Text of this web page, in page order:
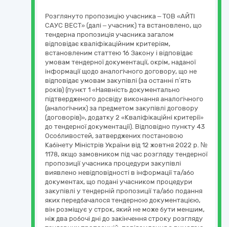
Розглянуто пропозицію учасника – ТОВ «АЙТІ
САУС ВЕСТ» (далі – учасник) та встановлено, що
тендерна пропозиція учасника загалом
відповідає кваліфікаційним критеріям,
встановленим статтею 16 Закону і відповідає
умовам тендерної документації, окрім, наданої
інформації щодо аналогічного договору, що не
відповідає умовам закупівлі (за останні п’ять
років) (пункт 1 «Наявність документально
підтвердженого досвіду виконання аналогічного
(аналогічних) за предметом закупівлі договору
(договорів)», додатку 2 «Кваліфікаційні критерії»
до тендерної документації). Відповідно пункту 43
Особливостей, затверджених постановою
Кабінету Міністрів України від 12 жовтня 2022 р. №
1178, якщо замовником під час розгляду тендерної
пропозиції учасника процедури закупівлі
виявлено невідповідності в інформації та/або
документах, що подані учасником процедури
закупівлі у тендерній пропозиції та/або подання
яких передбачалося тендерною документацією,
він розміщує у строк, який не може бути меншим,
ніж два робочі дні до закінчення строку розгляду